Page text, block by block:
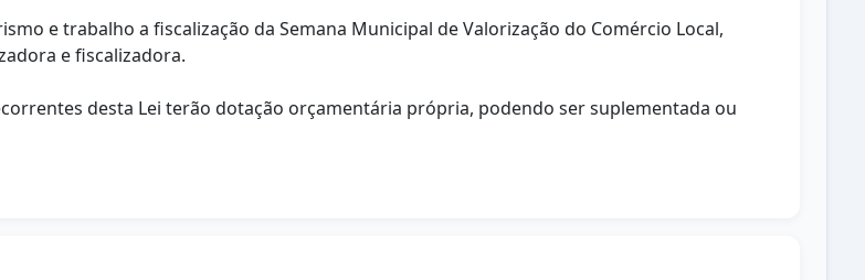
e trabalho a fiscalização da Semana Municipal de Valorização do Comércio Local,
e fiscalizadora.
desta Lei terão dotação orçamentária própria, podendo ser suplementada ou